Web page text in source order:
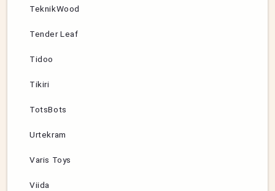
TeknikWood
Tender Leaf
Tidoo
Tikiri
TotsBots
Urtekram
Varis Toys
Viida